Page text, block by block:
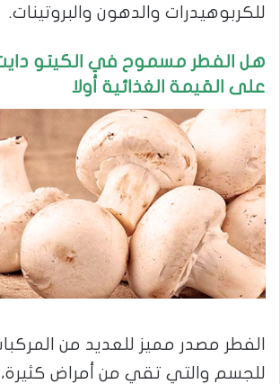
للكربوهيدرات والدهون والبروتينات.
هل الفطر مسموح في الكيتو
على القيمة الغذائية أولا
الفطر مصدر مميز للعديد من
للجسم والتي تقي من أمراض